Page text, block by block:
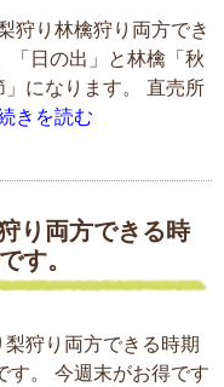
狩り林檎狩り両方でき
「日の出」と林檎「秋
になります。 直売所
きを読む
り両方できる時
す。
梨狩り両方できる時期
す。 今週末がお得です